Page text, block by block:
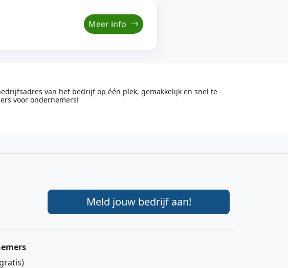
Meer info
van het bedrijf op één plek, gemakkelijk en snel te
voor ondernemers!
Meld jouw bedrijf aan!